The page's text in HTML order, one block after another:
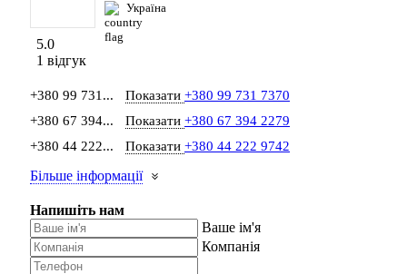
Україна
5.0
1 відгук
+380 99 731... Показати +380 99 731 7370
+380 67 394...
Показати +380 67 394 2279
+380 44 222...
Показати +380 44 222 9742
Більше інформації
Напишіть нам
Ваше ім'я
Компанія